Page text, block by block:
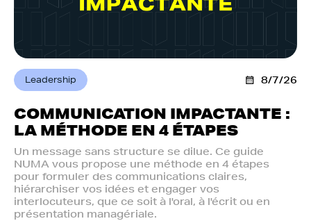
Leadership 8/7/26
COMMUNICATION IMPACTANTE :
LA MÉTHODE EN 4 ÉTAPES
Un message sans structure se dilue. Ce guide
NUMA vous propose une méthode en 4 étapes
pour formuler des communications claires,
hiérarchiser vos idées et engager vos
interlocuteurs, que ce soit à l'oral, à l'écrit ou en
présentation managériale.